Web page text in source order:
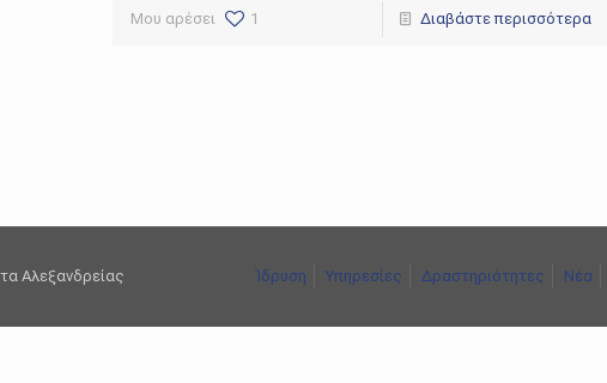
Μου αρέσει 1 Διαβάστε περισσότερα
Αλεξανδρείας Ίδρυση Υπηρεσίες Δραστηριότητες Νέα